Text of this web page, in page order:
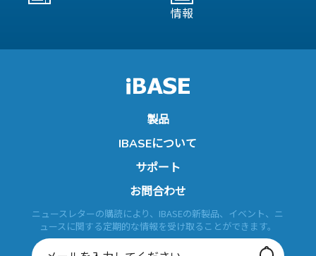
情報
製品
IBASEについて
サポート
お問合わせ
ニュースレターの購読により、IBASEの新製品、イベント、ニ
ュースに関する定期的な情報を受け取ることができます。